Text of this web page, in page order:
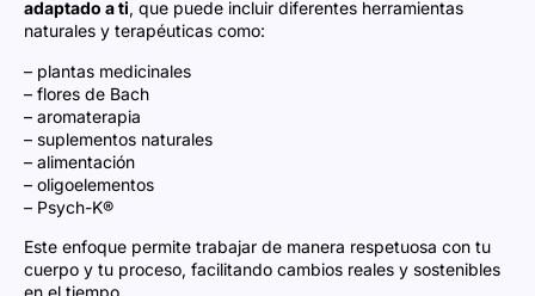
adaptado ati, que puede incluir diferentes herramientas
naturales y terapéuticas como:
– plantas medicinales
– flores de Bach
– aromaterapia
– suplementos naturales
– alimentación
– oligoelementos
– Psych-K®
Este enfoque permite trabajar de manera respetuosa con tu
cuerpo y tu proceso, facilitando cambios reales y sostenibles
en el tiempo.